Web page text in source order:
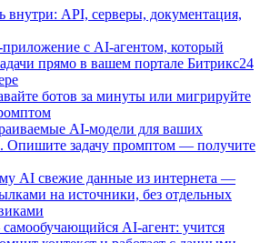
внутри: API, серверы, документация,
приложение с AI-агентом, который
прямо в вашем портале Битрикс24
ботов за минуты или мигрируйте
AI-модели для ваших
Опишите задачу промптом — получите
AI свежие данные из интернета —
на источники, без отдельных
AI-агент: учится